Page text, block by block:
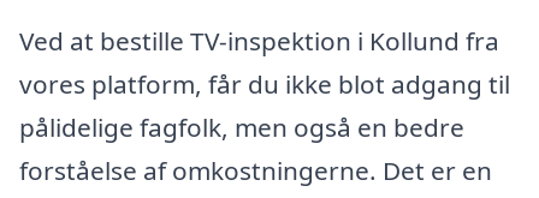
Ved at bestille TV-inspektion i Kollund fra
vores platform, får du ikke blot adgang til
pålidelige fagfolk, men også en bedre
forståelse af omkostningerne. Det er en